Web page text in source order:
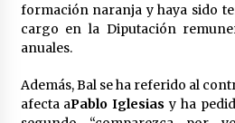
Muere el cardenal
27 de abril de
Todos los cortes
Sevilla 2022: del
formación naranja y haya sido
cargo en la Diputación
anuales.
Además, Bal se ha referido al
afecta aPablo Iglesias y ha